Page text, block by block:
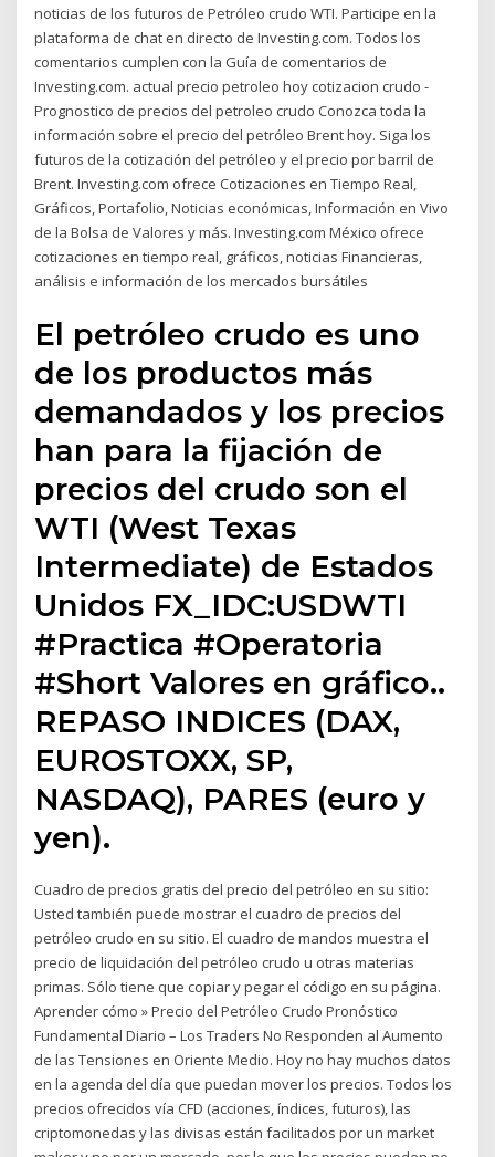
noticias de los futuros de Petróleo crudo WTI. Participe en la
plataforma de chat en directo de Investing.com. Todos los
comentarios cumplen con la Guía de comentarios de
Investing.com. actual precio petroleo hoy cotizacion crudo -
Prognostico de precios del petroleo crudo Conozca toda la
información sobre el precio del petróleo Brent hoy. Siga los
futuros de la cotización del petróleo y el precio por barril de
Brent. Investing.com ofrece Cotizaciones en Tiempo Real,
Gráficos, Portafolio, Noticias económicas, Información en Vivo
de la Bolsa de Valores y más. Investing.com México ofrece
cotizaciones en tiempo real, gráficos, noticias Financieras,
análisis e información de los mercados bursátiles
El petróleo crudo es uno
de los productos más
demandados y los precios
han para la fijación de
precios del crudo son el
WTI (West Texas
Intermediate) de Estados
Unidos FX_IDC:USDWTI
#Practica #Operatoria
#Short Valores en gráfico..
REPASO INDICES (DAX,
EUROSTOXX, SP,
NASDAQ), PARES (euro y
yen).
Cuadro de precios gratis del precio del petróleo en su sitio:
Usted también puede mostrar el cuadro de precios del
petróleo crudo en su sitio. El cuadro de mandos muestra el
precio de liquidación del petróleo crudo u otras materias
primas. Sólo tiene que copiar y pegar el código en su página.
Aprender cómo » Precio del Petróleo Crudo Pronóstico
Fundamental Diario – Los Traders No Responden al Aumento
de las Tensiones en Oriente Medio. Hoy no hay muchos datos
en la agenda del día que puedan mover los precios. Todos los
precios ofrecidos vía CFD (acciones, índices, futuros), las
criptomonedas y las divisas están facilitados por un market